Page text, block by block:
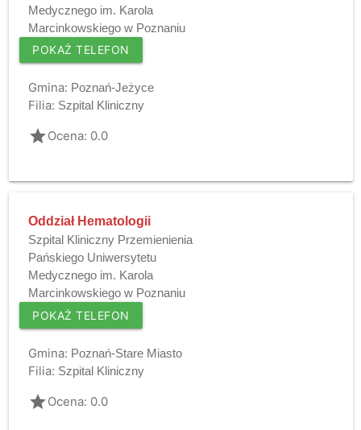
Medycznego im. Karola
Marcinkowskiego w Poznaniu
POKAŻ TELEFON
Gmina: Poznań-Jeżyce
Filia: Szpital Kliniczny
gradeOcena: 0.0
Oddział Hematologii
Szpital Kliniczny Przemienienia
Pańskiego Uniwersytetu
Medycznego im. Karola
Marcinkowskiego w Poznaniu
POKAŻ TELEFON
Gmina: Poznań-Stare Miasto
Filia: Szpital Kliniczny
gradeOcena: 0.0